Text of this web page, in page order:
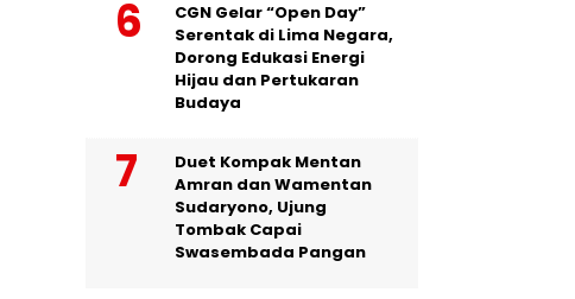
CGN Gelar “Open Day”
Serentak di Lima Negara,
Dorong Edukasi Energi
Hijau dan Pertukaran
Budaya
Duet Kompak Mentan
Amran dan Wamentan
Sudaryono, Ujung
Tombak Capai
Swasembada Pangan